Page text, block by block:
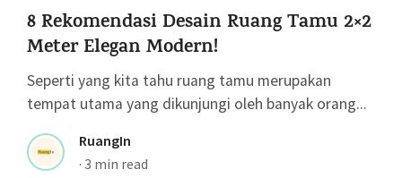
8 Rekomendasi Desain Ruang Tamu 2×2
Meter Elegan Modern!
Seperti yang kita tahu ruang tamu merupakan
tempat utama yang dikunjungi oleh banyak orang...
RuangIn
· 3 min read